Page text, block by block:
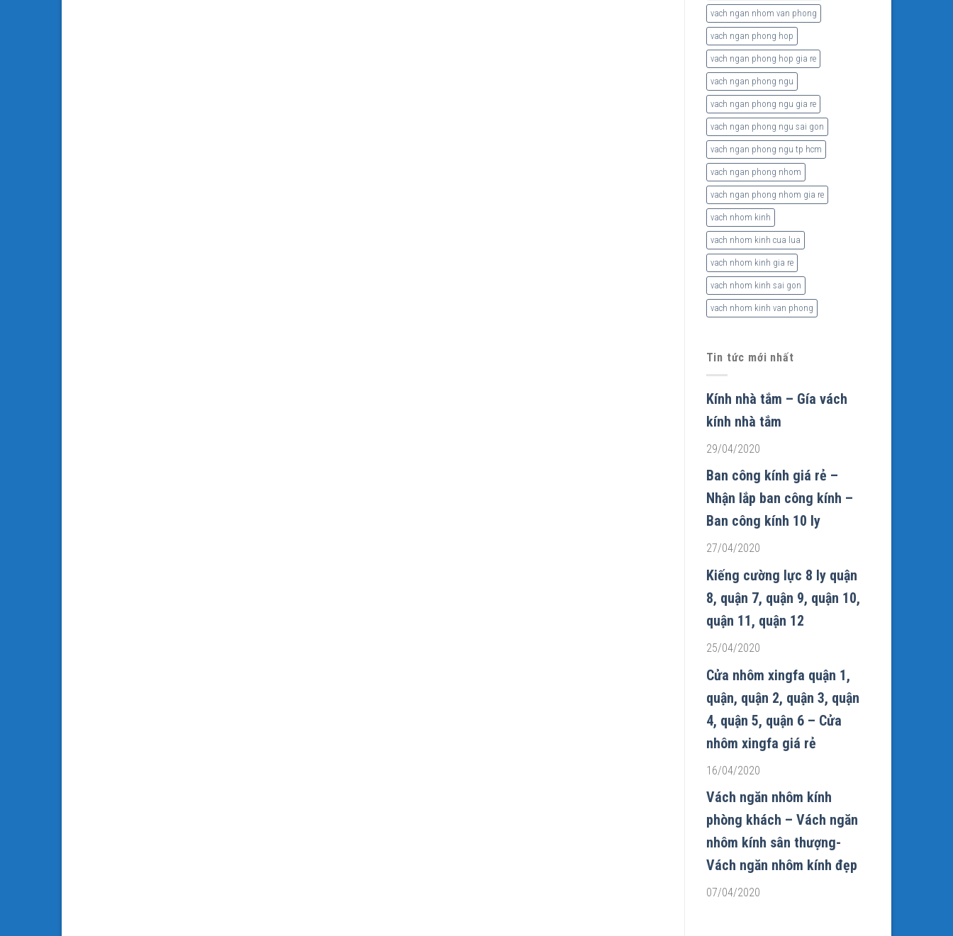
vach ngan nhom van phong
vach ngan phong hop
vach ngan phong hop gia re
vach ngan phong ngu
vach ngan phong ngu gia re
vach ngan phong ngu sai gon
vach ngan phong ngu tp hcm
vach ngan phong nhom
vach ngan phong nhom gia re
vach nhom kinh
vach nhom kinh cua lua
vach nhom kinh gia re
vach nhom kinh sai gon
vach nhom kinh van phong
Tin tức mới nhất
Kính nhà tắm – Gía vách
kính nhà tắm
29/04/2020
Ban công kính giá rẻ –
Nhận lắp ban công kính –
Ban công kính 10 ly
27/04/2020
Kiếng cường lực 8 ly quận
8, quận 7, quận 9, quận 10,
quận 11, quận 12
25/04/2020
Cửa nhôm xingfa quận 1,
quận, quận 2, quận 3, quận
4, quận 5, quận 6 – Cửa
nhôm xingfa giá rẻ
16/04/2020
Vách ngăn nhôm kính
phòng khách – Vách ngăn
nhôm kính sân thượng-
Vách ngăn nhôm kính đẹp
07/04/2020